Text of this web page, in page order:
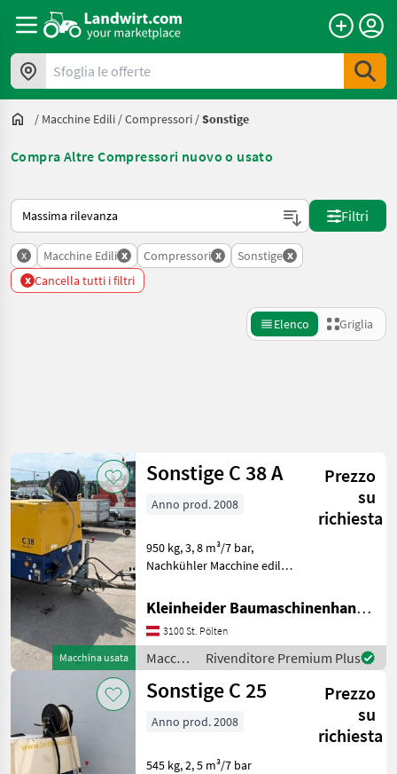
Sfoglia le offerte
/ Macchine Edili /Compressori /Sonstige
Compra Altre Compressori nuovo o usato
Ecco come viene ordinato su Landwirt.com
Filtri
x Macchine Edili x Compressori x Sonstige x
x Cancella tutti i filtri
Elenco Griglia
ricerca
Categoria 4 Paese Filtri
PERCORSO
ATTUALE
Macchine
edili
Sonstige
SCEGLI
CATEGORIA
Reimposta
Mostra
18
risultati
Macchina usata
Sonstige C 38 A
Prezzo
su
richiesta
Anno prod. 2008
950 kg, 3, 8 m³/7 bar,
Nachkühler Macchine edili
Kleinheider Baumaschinenhandel GmbH.
3100 St. Pölten
Macchine
edili /
Sonstige
Rivenditore Premium Plus
Sonstige C 25
Prezzo
su
richiesta
Anno prod. 2008
545 kg, 2, 5 m³/7 bar